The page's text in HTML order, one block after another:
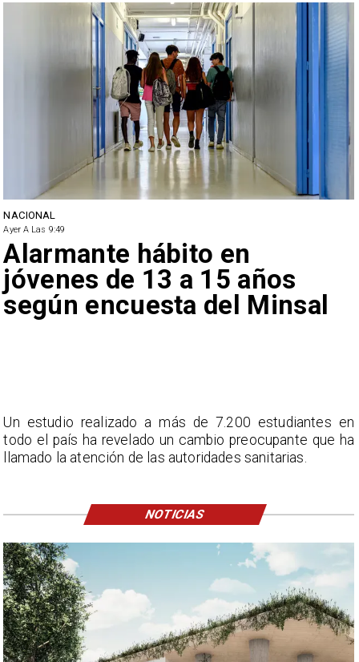
NACIONAL
Ayer A Las 9:49
Alarmante hábito en
jóvenes de 13 a 15 años
según encuesta del Minsal
Un estudio realizado a más de 7.200 estudiantes en
todo el país ha revelado un cambio preocupante que ha
llamado la atención de las autoridades sanitarias.
NOTICIAS